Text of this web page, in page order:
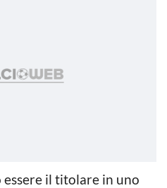
il titolare in uno